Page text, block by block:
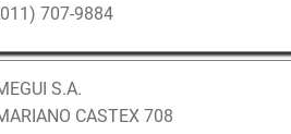
707-9884
S.A.
CASTEX 708